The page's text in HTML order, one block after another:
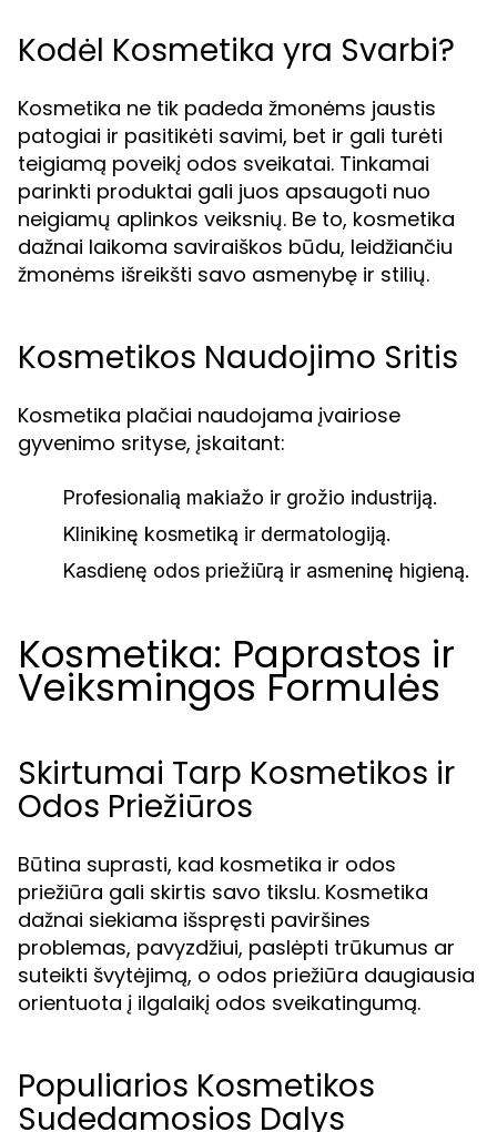
Kodėl Kosmetika yra Svarbi?
Kosmetika ne tik padeda žmonėms jaustis
patogiai ir pasitikėti savimi, bet ir gali turėti
teigiamą poveikį odos sveikatai. Tinkamai
parinkti produktai gali juos apsaugoti nuo
neigiamų aplinkos veiksnių. Be to, kosmetika
dažnai laikoma saviraiškos būdu, leidžiančiu
žmonėms išreikšti savo asmenybę ir stilių.
Kosmetikos Naudojimo Sritis
Kosmetika plačiai naudojama įvairiose
gyvenimo srityse, įskaitant:
Profesionalią makiažo ir grožio industriją.
Klinikinę kosmetiką ir dermatologiją.
Kasdienę odos priežiūrą ir asmeninę higieną.
Kosmetika: Paprastos ir
Veiksmingos Formulės
Skirtumai Tarp Kosmetikos ir
Odos Priežiūros
Būtina suprasti, kad kosmetika ir odos
priežiūra gali skirtis savo tikslu. Kosmetika
dažnai siekiama išspręsti paviršines
problemas, pavyzdžiui, paslėpti trūkumus ar
suteikti švytėjimą, o odos priežiūra daugiausia
orientuota į ilgalaikį odos sveikatingumą.
Populiarios Kosmetikos
Sudedamosios Dalys